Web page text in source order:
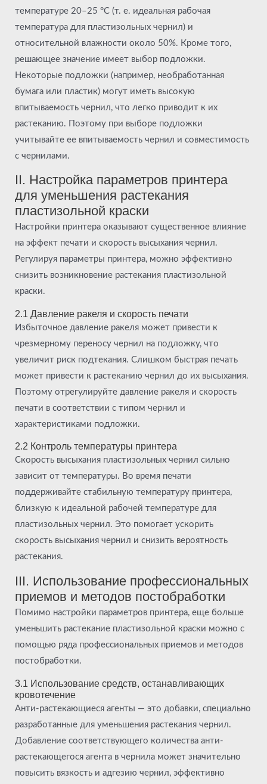
температуре 20–25 °C (т. е. идеальная рабочая
температура для пластизольных чернил) и
относительной влажности около 50%. Кроме того,
решающее значение имеет выбор подложки.
Некоторые подложки (например, необработанная
бумага или пластик) могут иметь высокую
впитываемость чернил, что легко приводит к их
растеканию. Поэтому при выборе подложки
учитывайте ее впитываемость чернил и совместимость
с чернилами.
II. Настройка параметров принтера
для уменьшения растекания
пластизольной краски
Настройки принтера оказывают существенное влияние
на эффект печати и скорость высыхания чернил.
Регулируя параметры принтера, можно эффективно
снизить возникновение растекания пластизольной
краски.
2.1 Давление ракеля и скорость печати
Избыточное давление ракеля может привести к
чрезмерному переносу чернил на подложку, что
увеличит риск подтекания. Слишком быстрая печать
может привести к растеканию чернил до их высыхания.
Поэтому отрегулируйте давление ракеля и скорость
печати в соответствии с типом чернил и
характеристиками подложки.
2.2 Контроль температуры принтера
Скорость высыхания пластизольных чернил сильно
зависит от температуры. Во время печати
поддерживайте стабильную температуру принтера,
близкую к идеальной рабочей температуре для
пластизольных чернил. Это помогает ускорить
скорость высыхания чернил и снизить вероятность
растекания.
III. Использование профессиональных
приемов и методов постобработки
Помимо настройки параметров принтера, еще больше
уменьшить растекание пластизольной краски можно с
помощью ряда профессиональных приемов и методов
постобработки.
3.1 Использование средств, останавливающих
кровотечение
Анти-растекающиеся агенты — это добавки, специально
разработанные для уменьшения растекания чернил.
Добавление соответствующего количества анти-
растекающегося агента в чернила может значительно
повысить вязкость и адгезию чернил, эффективно